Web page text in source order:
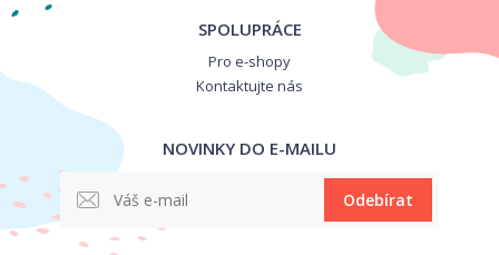
SPOLUPRÁCE
Pro e-shopy
Kontaktujte nás
NOVINKY DO E-MAILU
Odebírat